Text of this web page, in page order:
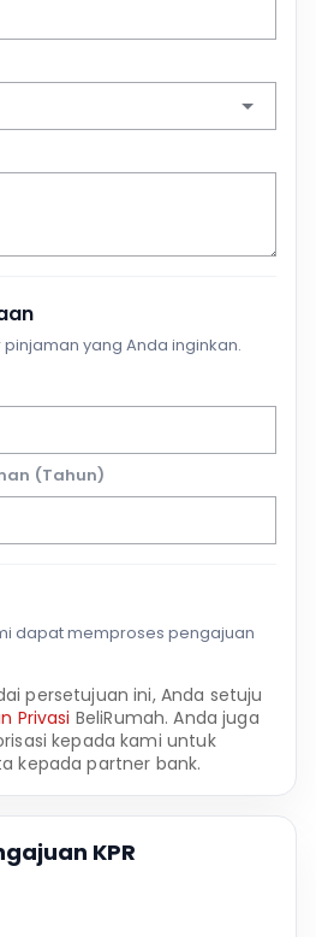
yang Anda inginkan.
(Tahun)
dapat memproses pengajuan
persetujuan ini, Anda setuju
Privasi BeliRumah. Anda juga
kepada kami untuk
kepada partner bank.
KPR